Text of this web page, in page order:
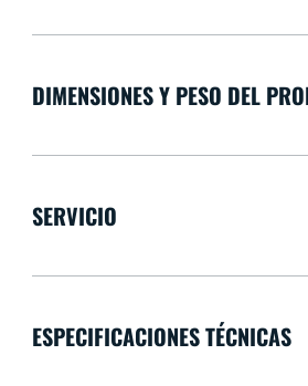
DIMENSIONES Y PESO DEL
SERVICIO
ESPECIFICACIONES TÉCNICAS